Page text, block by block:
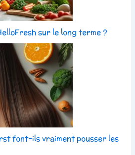
sur le long terme ?
font-ils vraiment pousser les